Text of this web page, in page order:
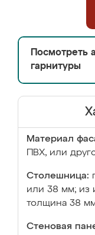
Посмотреть
гарнитуры
Материал
ПВХ, или
Столешница:
или 38 мм; из
толщина 38
Стеновая